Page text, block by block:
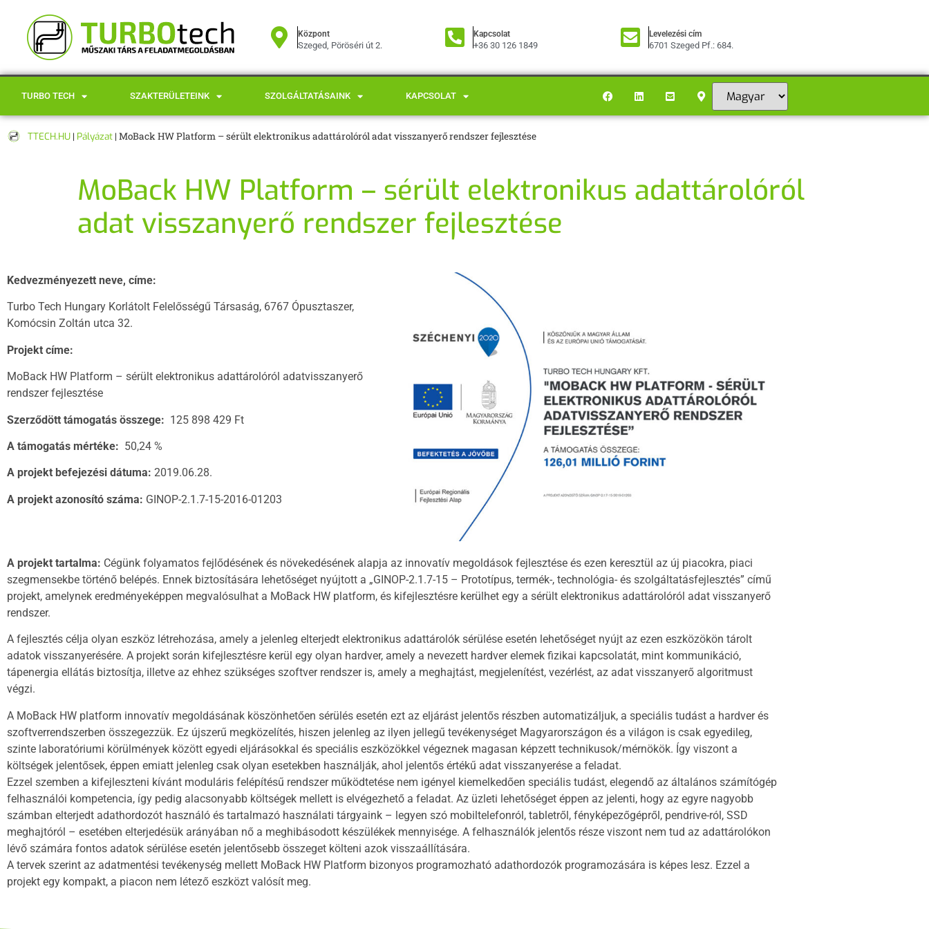
Központ
Szeged, Pöröséri út 2.
Kapcsolat
+36 30 126 1849
Levelezési cím
6701 Szeged Pf.: 684.
TURBO TECH SZAKTERÜLETEINK SZOLGÁLTATÁSAINK KAPCSOLAT
TTECH.HU | Pályázat | MoBack HW Platform – sérült elektronikus adattárolóról adat visszanyerő rendszer fejlesztése
MoBack HW Platform – sérült elektronikus adattárolóról
adat visszanyerő rendszer fejlesztése
Kedvezményezett neve, címe:
Turbo Tech Hungary Korlátolt Felelősségű Társaság, 6767 Ópusztaszer,
Komócsin Zoltán utca 32.
Projekt címe:
MoBack HW Platform – sérült elektronikus adattárolóról adatvisszanyerő
rendszer fejlesztése
Szerződött támogatás összege: 125 898 429 Ft
A támogatás mértéke: 50,24 %
A projekt befejezési dátuma: 2019.06.28.
A projekt azonosító száma: GINOP-2.1.7-15-2016-01203
A projekt tartalma: Cégünk folyamatos fejlődésének és növekedésének alapja az innovatív megoldások fejlesztése és ezen keresztül az új piacokra, piaci
szegmensekbe történő belépés. Ennek biztosítására lehetőséget nyújtott a „GINOP-2.1.7-15 – Prototípus, termék-, technológia- és szolgáltatásfejlesztés” című
projekt, amelynek eredményeképpen megvalósulhat a MoBack HW platform, és kifejlesztésre kerülhet egy a sérült elektronikus adattárolóról adat visszanyerő
rendszer.
A fejlesztés célja olyan eszköz létrehozása, amely a jelenleg elterjedt elektronikus adattárolók sérülése esetén lehetőséget nyújt az ezen eszközökön tárolt
adatok visszanyerésére. A projekt során kifejlesztésre kerül egy olyan hardver, amely a nevezett hardver elemek fizikai kapcsolatát, mint kommunikáció,
tápenergia ellátás biztosítja, illetve az ehhez szükséges szoftver rendszer is, amely a meghajtást, megjelenítést, vezérlést, az adat visszanyerő algoritmust
végzi.
A MoBack HW platform innovatív megoldásának köszönhetően sérülés esetén ezt az eljárást jelentős részben automatizáljuk, a speciális tudást a hardver és
szoftverrendszerben összegezzük. Ez újszerű megközelítés, hiszen jelenleg az ilyen jellegű tevékenységet Magyarországon és a világon is csak egyedileg,
szinte laboratóriumi körülmények között egyedi eljárásokkal és speciális eszközökkel végeznek magasan képzett technikusok/mérnökök. Így viszont a
költségek jelentősek, éppen emiatt jelenleg csak olyan esetekben használják, ahol jelentős értékű adat visszanyerése a feladat.
Ezzel szemben a kifejleszteni kívánt moduláris felépítésű rendszer működtetése nem igényel kiemelkedően speciális tudást, elegendő az általános számítógép
felhasználói kompetencia, így pedig alacsonyabb költségek mellett is elvégezhető a feladat. Az üzleti lehetőséget éppen az jelenti, hogy az egyre nagyobb
számban elterjedt adathordozót használó és tartalmazó használati tárgyaink – legyen szó mobiltelefonról, tabletről, fényképezőgépről, pendrive-ról, SSD
meghajtóról – esetében elterjedésük arányában nő a meghibásodott készülékek mennyisége. A felhasználók jelentős része viszont nem tud az adattárolókon
lévő számára fontos adatok sérülése esetén jelentősebb összeget költeni azok visszaállítására.
A tervek szerint az adatmentési tevékenység mellett MoBack HW Platform bizonyos programozható adathordozók programozására is képes lesz. Ezzel a
projekt egy kompakt, a piacon nem létező eszközt valósít meg.